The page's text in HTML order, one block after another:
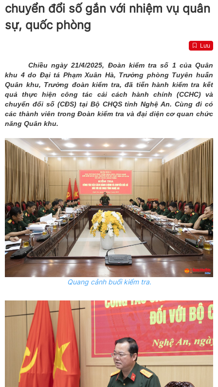
chuyển đổi số gắn với nhiệm vụ quân
sự, quốc phòng
Lưu
Chiều ngày 21/4/2025, Đoàn kiểm tra số 1 của Quân
khu 4 do Đại tá Phạm Xuân Hà, Trưởng phòng Tuyên huấn
Quân khu, Trưởng đoàn kiểm tra, đã tiến hành kiểm tra kết
quả thực hiện công tác cải cách hành chính (CCHC) và
chuyển đổi số (CĐS) tại Bộ CHQS tỉnh Nghệ An. Cùng đi có
các thành viên trong Đoàn kiểm tra và đại diện cơ quan chức
năng Quân khu.
Quang cảnh buổi kiểm tra.